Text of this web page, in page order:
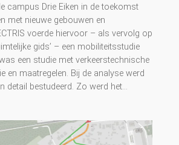
campus Drie Eiken in de toekomst
met nieuwe gebouwen en
voerde hiervoor – als vervolg op
gids’ – een mobiliteitsstudie
een studie met verkeerstechnische
en maatregelen. Bij de analyse werd
detail bestudeerd. Zo werd het…